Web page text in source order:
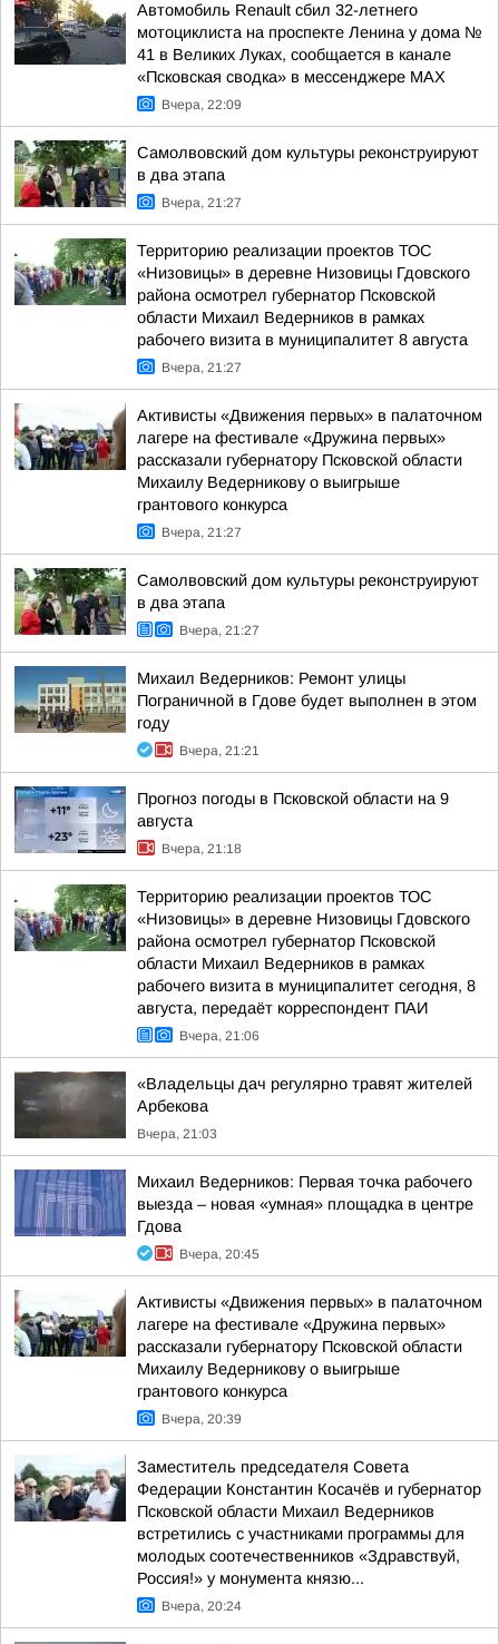
Автомобиль Renault сбил 32-летнего
мотоциклиста на проспекте Ленина у дома №
41 в Великих Луках, сообщается в канале
«Псковская сводка» в мессенджере MAX
Вчера, 22:09
Самолвовский дом культуры реконструируют
в два этапа
Вчера, 21:27
Территорию реализации проектов ТОС
«Низовицы» в деревне Низовицы Гдовского
района осмотрел губернатор Псковской
области Михаил Ведерников в рамках
рабочего визита в муниципалитет 8 августа
Вчера, 21:27
Активисты «Движения первых» в палаточном
лагере на фестивале «Дружина первых»
рассказали губернатору Псковской области
Михаилу Ведерникову о выигрыше
грантового конкурса
Вчера, 21:27
Самолвовский дом культуры реконструируют
в два этапа
Вчера, 21:27
Михаил Ведерников: Ремонт улицы
Пограничной в Гдове будет выполнен в этом
году
Вчера, 21:21
Прогноз погоды в Псковской области на 9
августа
Вчера, 21:18
Территорию реализации проектов ТОС
«Низовицы» в деревне Низовицы Гдовского
района осмотрел губернатор Псковской
области Михаил Ведерников в рамках
рабочего визита в муниципалитет сегодня, 8
августа, передаёт корреспондент ПАИ
Вчера, 21:06
«Владельцы дач регулярно травят жителей
Арбекова
Вчера, 21:03
Михаил Ведерников: Первая точка рабочего
выезда – новая «умная» площадка в центре
Гдова
Вчера, 20:45
Активисты «Движения первых» в палаточном
лагере на фестивале «Дружина первых»
рассказали губернатору Псковской области
Михаилу Ведерникову о выигрыше
грантового конкурса
Вчера, 20:39
Заместитель председателя Совета
Федерации Константин Косачёв и губернатор
Псковской области Михаил Ведерников
встретились с участниками программы для
молодых соотечественников «Здравствуй,
Россия!» у монумента князю...
Вчера, 20:24